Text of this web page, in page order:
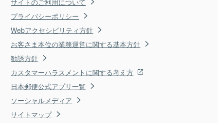
プライバシーポリシー
Webアクセシビリティ方針
お客さま本位の業務運営に関する基本方針
勧誘方針
カスタマーハラスメントに関する考え方
日本郵便公式アプリ一覧
ソーシャルメディア
サイトマップ